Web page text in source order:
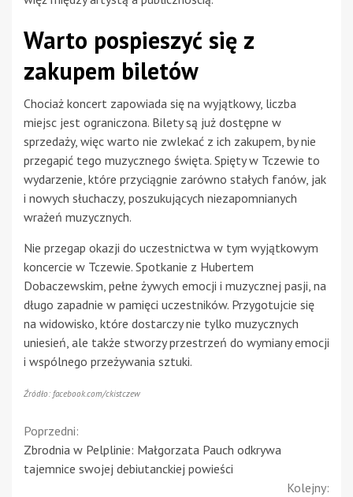
Warto pospieszyć się z
zakupem biletów
Chociaż koncert zapowiada się na wyjątkowy, liczba
miejsc jest ograniczona. Bilety są już dostępne w
sprzedaży, więc warto nie zwlekać z ich zakupem, by nie
przegapić tego muzycznego święta. Spięty w Tczewie to
wydarzenie, które przyciągnie zarówno stałych fanów, jak
i nowych słuchaczy, poszukujących niezapomnianych
wrażeń muzycznych.
Nie przegap okazji do uczestnictwa w tym wyjątkowym
koncercie w Tczewie. Spotkanie z Hubertem
Dobaczewskim, pełne żywych emocji i muzycznej pasji, na
długo zapadnie w pamięci uczestników. Przygotujcie się
na widowisko, które dostarczy nie tylko muzycznych
uniesień, ale także stworzy przestrzeń do wymiany emocji
i wspólnego przeżywania sztuki.
Źródło: facebook.com/ckistczew
Continue
Reading
Poprzedni:
Zbrodnia w Pelplinie: Małgorzata Pauch odkrywa
tajemnice swojej debiutanckiej powieści
Kolejny: